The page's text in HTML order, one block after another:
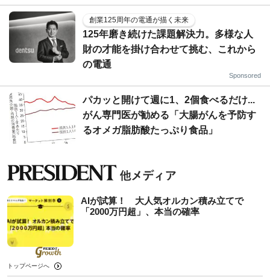
創業125周年の電通が描く未来
125年磨き続けた課題解決力。多様な人
財の才能を掛け合わせて挑む、これから
の電通
Sponsored
パカッと開けて週に1、2個食べるだけ...
がん専門医が勧める「大腸がんを予防す
るオメガ脂肪酸たっぷり食品」
AIが試算！ 大人気オルカン積み立てで
「2000万円超」、本当の確率
トップページへ